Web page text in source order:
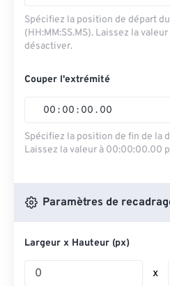
Spécifiez la position de départ
(HH:MM:SS.MS). Laissez la
désactiver.
Couper l'extrémité
00 : 00 : 00 . 00
Spécifiez la position de fin de la
Laissez la valeur à 00:00:00.00
Paramètres de
Largeur x Hauteur (px)
x